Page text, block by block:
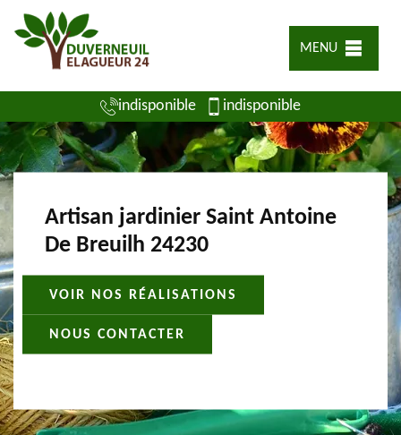
MENU
indisponible indisponible
Artisan jardinier Saint Antoine
De Breuilh 24230
VOIR NOS RÉALISATIONS
NOUS CONTACTER